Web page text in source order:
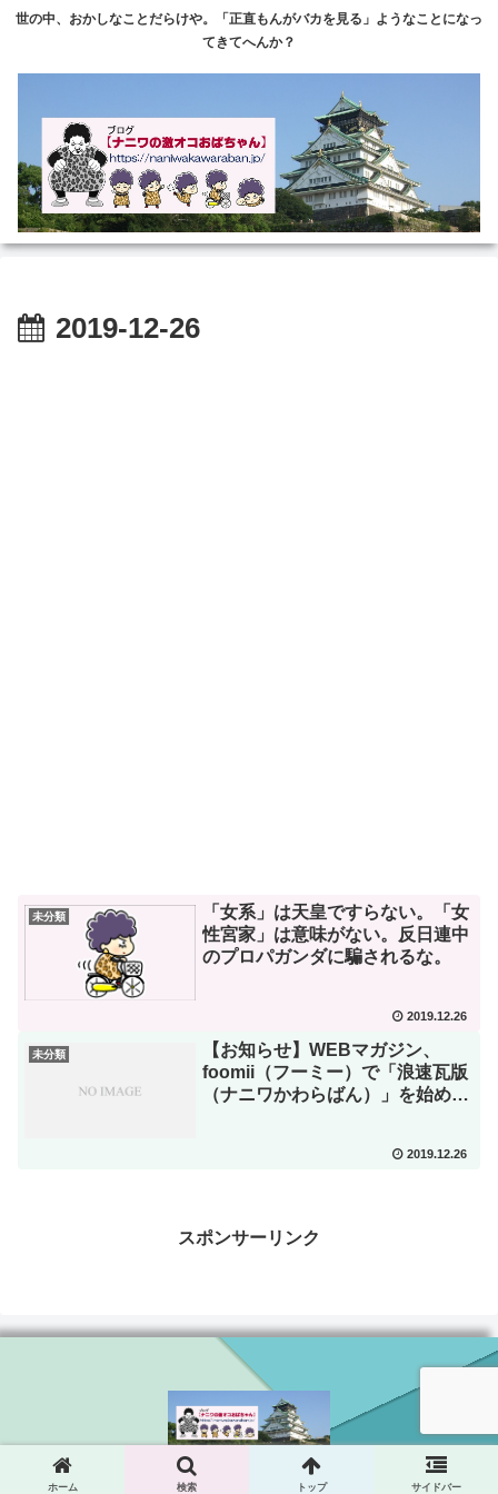
世の中、おかしなことだらけや。「正直もんがバカを見る」ようなことになっ
てきてへんか？
2019-12-26
未分類
「女系」は天皇ですらない。「女
性宮家」は意味がない。反日連中
のプロパガンダに騙されるな。
2019.12.26
未分類
【お知らせ】WEBマガジン、
foomii（フーミー）で「浪速瓦版
（ナニワかわらばん）」を始めま
2019.12.26
スポンサーリンク
© 2019 ナニワの激オコおばちゃん.
ホーム 検索 トップ サイドバー